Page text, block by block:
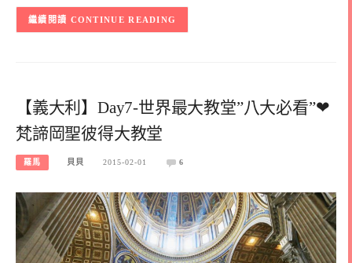
CONTINUE READING
【義大利】Day7-世界最大教堂”八大必看”❤
梵諦岡聖彼得大教堂
羅馬 貝貝 2015-02-01 6